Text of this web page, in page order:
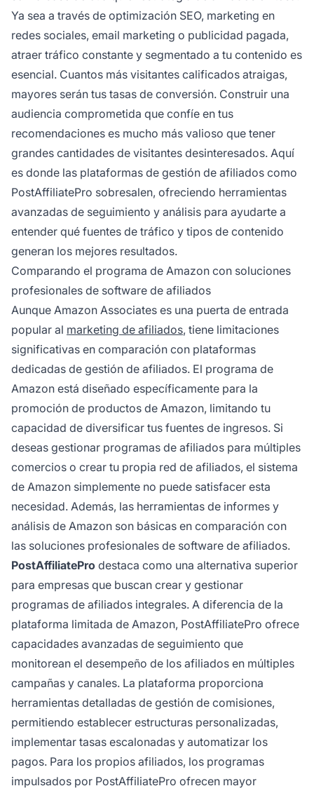
Ya sea a través de optimización SEO, marketing en
redes sociales, email marketing o publicidad pagada,
atraer tráfico constante y segmentado a tu contenido es
esencial. Cuantos más visitantes calificados atraigas,
mayores serán tus tasas de conversión. Construir una
audiencia comprometida que confíe en tus
recomendaciones es mucho más valioso que tener
grandes cantidades de visitantes desinteresados. Aquí
es donde las plataformas de gestión de afiliados como
PostAffiliatePro sobresalen, ofreciendo herramientas
avanzadas de seguimiento y análisis para ayudarte a
entender qué fuentes de tráfico y tipos de contenido
generan los mejores resultados.
Comparando el programa de Amazon con soluciones
profesionales de software de afiliados
Aunque Amazon Associates es una puerta de entrada
popular al marketing de afiliados, tiene limitaciones
significativas en comparación con plataformas
dedicadas de gestión de afiliados. El programa de
Amazon está diseñado específicamente para la
promoción de productos de Amazon, limitando tu
capacidad de diversificar tus fuentes de ingresos. Si
deseas gestionar programas de afiliados para múltiples
comercios o crear tu propia red de afiliados, el sistema
de Amazon simplemente no puede satisfacer esta
necesidad. Además, las herramientas de informes y
análisis de Amazon son básicas en comparación con
las soluciones profesionales de software de afiliados.
PostAffiliatePro destaca como una alternativa superior
para empresas que buscan crear y gestionar
programas de afiliados integrales. A diferencia de la
plataforma limitada de Amazon, PostAffiliatePro ofrece
capacidades avanzadas de seguimiento que
monitorean el desempeño de los afiliados en múltiples
campañas y canales. La plataforma proporciona
herramientas detalladas de gestión de comisiones,
permitiendo establecer estructuras personalizadas,
implementar tasas escalonadas y automatizar los
pagos. Para los propios afiliados, los programas
impulsados por PostAffiliatePro ofrecen mayor